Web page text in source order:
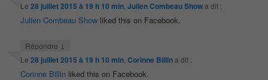
Le28 juillet 2015 à 19 h 10 min,Julien Combeau Showa dit :
Julien Combeau Show liked this on Facebook.
Répondre ↓
Le28 juillet 2015 à 19 h 10 min ,Corinne Billina dit :
Corinne Billin liked this on Facebook.